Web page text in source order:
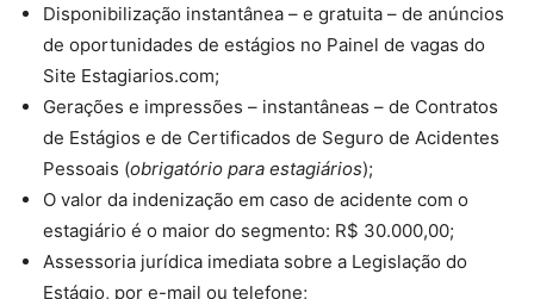
Disponibilização instantânea – e gratuita – de anúncios
de oportunidades de estágios no Painel de vagas do
Site Estagiarios.com;
Gerações e impressões – instantâneas – de Contratos
de Estágios e de Certificados de Seguro de Acidentes
Pessoais (obrigatório para estagiários);
O valor da indenização em caso de acidente com o
estagiário é o maior do segmento: R$ 30.000,00;
Assessoria jurídica imediata sobre a Legislação do
Estágio, por e-mail ou telefone;